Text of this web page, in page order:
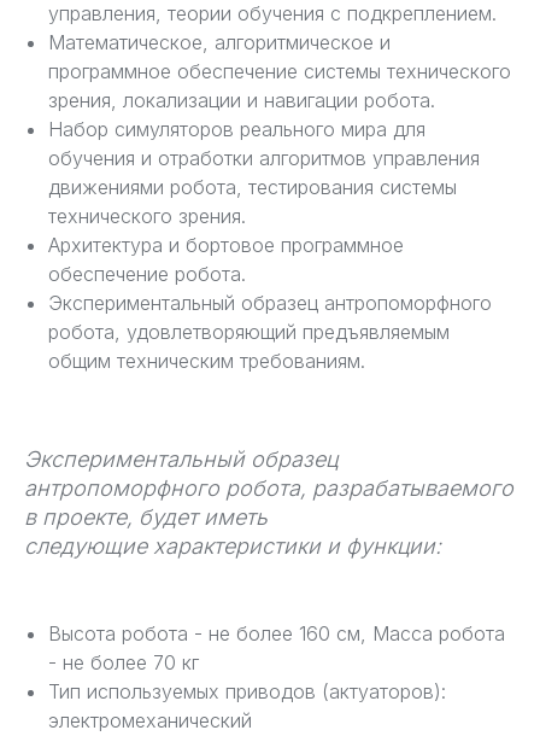
управления, теории обучения с подкреплением.
Математическое, алгоритмическое и
программное обеспечение системы технического
зрения, локализации и навигации робота.
Набор симуляторов реального мира для
обучения и отработки алгоритмов управления
движениями робота, тестирования системы
технического зрения.
Архитектура и бортовое программное
обеспечение робота.
Экспериментальный образец антропоморфного
робота, удовлетворяющий предъявляемым
общим техническим требованиям.
Экспериментальный образец
антропоморфного робота, разрабатываемого
в проекте, будет иметь
следующие характеристики и функции:
Высота робота - не более 160 см, Масса робота
- не более 70 кг
Тип используемых приводов (актуаторов):
электромеханический